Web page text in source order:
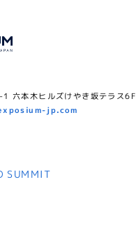
六本木ヒルズけやき坂テラス6F
jp.com
SUMMIT